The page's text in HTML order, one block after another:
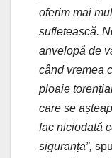
oferim mai
sufletească.
anvelopă de
când vremea
ploaie
care se
fac niciodată
siguranța”,